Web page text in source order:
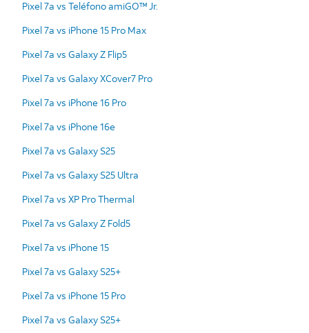
Pixel 7a vs Teléfono amiGO™ Jr.
Pixel 7a vs iPhone 15 Pro Max
Pixel 7a vs Galaxy Z Flip5
Pixel 7a vs Galaxy XCover7 Pro
Pixel 7a vs iPhone 16 Pro
Pixel 7a vs iPhone 16e
Pixel 7a vs Galaxy S25
Pixel 7a vs Galaxy S25 Ultra
Pixel 7a vs XP Pro Thermal
Pixel 7a vs Galaxy Z Fold5
Pixel 7a vs iPhone 15
Pixel 7a vs Galaxy S25+
Pixel 7a vs iPhone 15 Pro
Pixel 7a vs Galaxy S25+